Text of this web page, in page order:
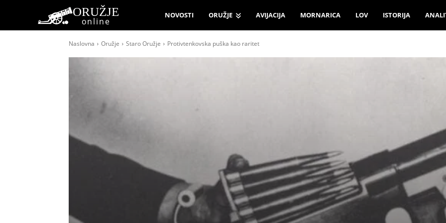
ORUŽJE
online
NOVOSTI ORUŽJE AVIJACIJA MORNARICA LOV ISTORIJA
Naslovna Oružje Staro Oružje Protivtenkovska puška kao raritet